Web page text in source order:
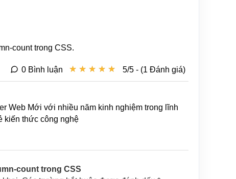
count trong CSS.
★ ★ ★ ★ ★
★ ★ ★ ★ ★ 5/5 - (1 Đánh giá)
0 Bình luận
Web Mới với nhiều năm kinh nghiệm trong lĩnh
kiến thức công nghệ
count trong CSS